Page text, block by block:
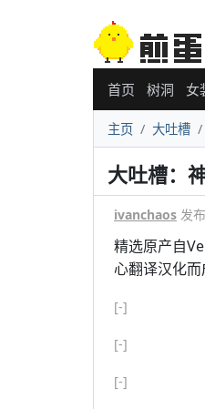
首页 树洞 女
主页 大吐槽
大吐槽：
ivanchaos 发
精选原产自
心翻译汉化而
[-]
[-]
[-]